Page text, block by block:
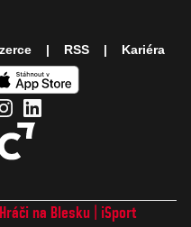
Hráči na Blesku iSport
RSS Kariéra